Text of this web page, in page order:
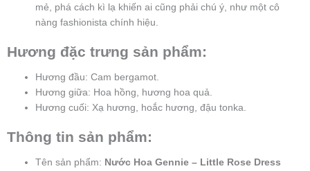
mẻ, phá cách kì lạ khiến ai cũng phải chú ý, như một cô
nàng fashionista chính hiệu.
Hương đặc trưng sản phẩm:
Hương đầu: Cam bergamot.
Hương giữa: Hoa hồng, hương hoa quả.
Hương cuối: Xạ hương, hoắc hương, đậu tonka.
Thông tin sản phẩm:
Tên sản phẩm: Nước Hoa Gennie – Little Rose Dress